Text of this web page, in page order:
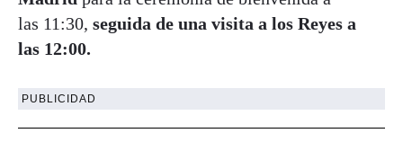
las 11:30, seguida de una visita a los Reyes a
las 12:00.
PUBLICIDAD